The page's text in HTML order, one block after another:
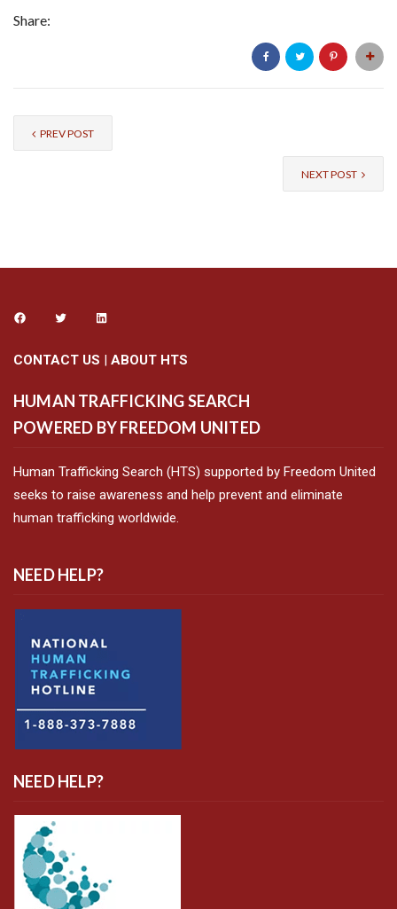
Share:
PREV POST
NEXT POST
CONTACT US | ABOUT HTS
HUMAN TRAFFICKING SEARCH
POWERED BY FREEDOM UNITED
Human Trafficking Search (HTS) supported by Freedom United
seeks to raise awareness and help prevent and eliminate
human trafficking worldwide.
NEED HELP?
NEED HELP?